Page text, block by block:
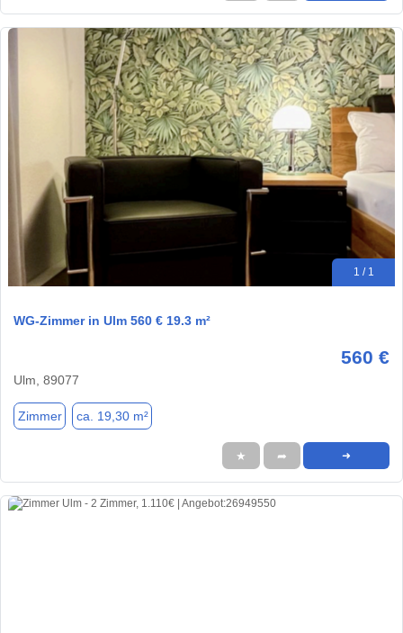
1 / 1
WG-Zimmer in Ulm 560 € 19.3 m²
560 €
Ulm, 89077
Zimmer ca. 19,30 m²
★ ➦ ➜